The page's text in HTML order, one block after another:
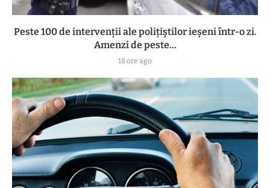
Peste 100 de intervenții ale polițiștilor ieșeni într-o zi.
Amenzi de peste...
18 ore ago